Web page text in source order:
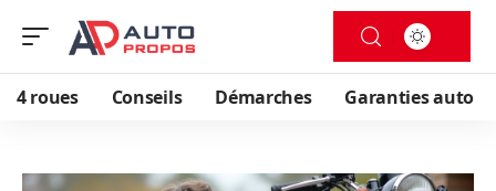
4 roues Conseils Démarches Garanties auto